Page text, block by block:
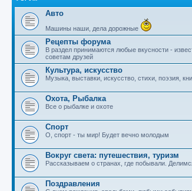
Авто
Машины наши, дела дорожные
Рецепты форума
В раздел принимаются любые вкусности -
советам друзей
Культура, искусство
Музыка, выставки, искусство, стихи, поэзия,
Охота, Рыбалка
Все о рыбалке и охоте
Спорт
О, спорт - ты мир! Будет вечно молодым
Вокруг света: путешествия, туризм
Рассказываем о странах, где побывали.
Поздравления